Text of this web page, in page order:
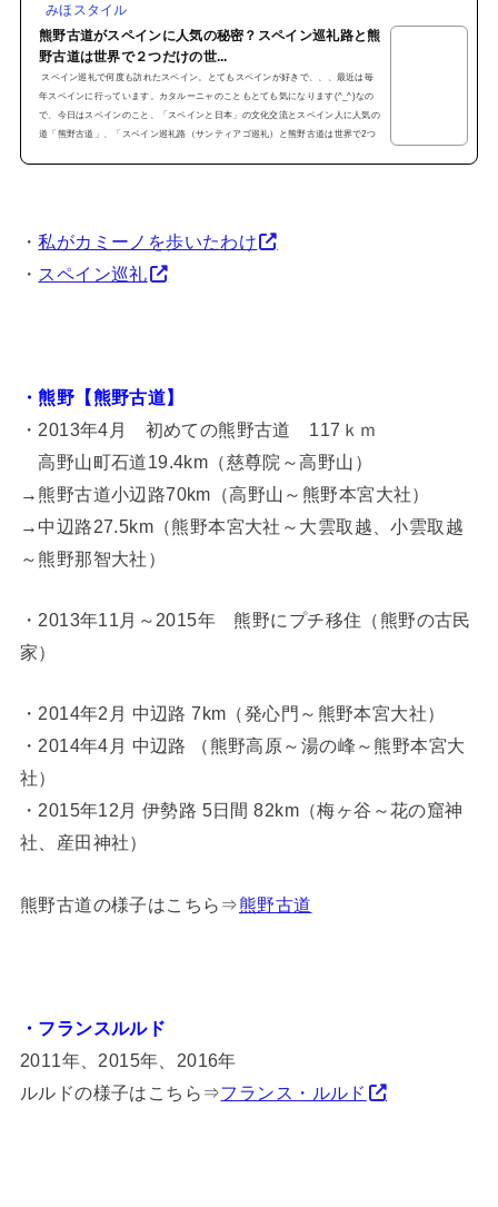
イン人にとっては突飛で珍しかったのでしょうね...
みほスタイル
熊野古道がスペインに人気の秘密？スペイン巡礼路と熊
野古道は世界で２つだけの世...
スペイン巡礼で何度も訪れたスペイン。とてもスペインが好きで、、、最近は毎
年スペインに行っています。カタルーニャのこともとても気になります(^_^)なの
で、今日はスペインのこと、「スペインと日本」の文化交流とスペイン人に人気の
道「熊野古道」、「スペイン巡礼路（サンティアゴ巡礼）と熊野古道は世界で2つ
・私がカミーノを歩いたわけ
・ スペイン巡礼
・熊野【熊野古道】
・2013年4月 初めての熊野古道 117ｋｍ
高野山町石道19.4km（慈尊院～高野山）
→熊野古道小辺路70km（高野山～熊野本宮大社）
→中辺路27.5km（熊野本宮大社～大雲取越、小雲取越
～熊野那智大社）
・2013年11月～2015年 熊野にプチ移住（熊野の古民
家）
・2014年2月 中辺路 7km（発心門～熊野本宮大社）
・2014年4月 中辺路 （熊野高原～湯の峰～熊野本宮大
社）
・2015年12月 伊勢路 5日間 82km（梅ヶ谷～花の窟神
社、産田神社）
熊野古道の様子はこちら⇒熊野古道
・フランスルルド
2011年、2015年、2016年
ルルドの様子はこちら⇒フランス・ルルド